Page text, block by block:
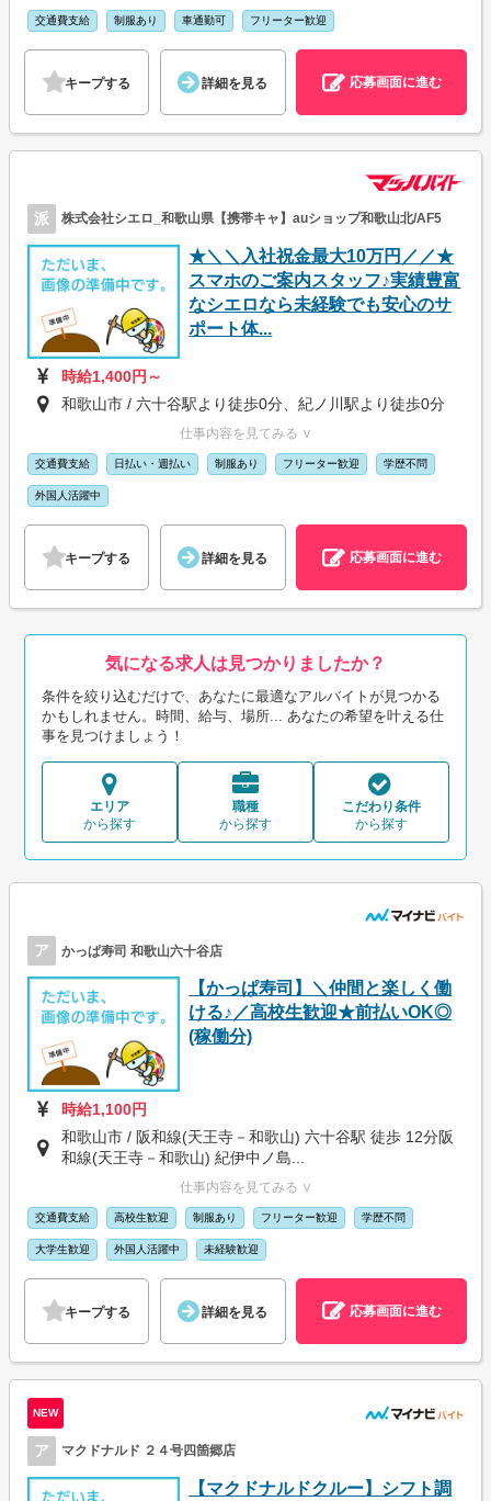
交通費支給 制服あり 車通勤可 フリーター歓迎
キープする 詳細を見る 応募画面に進む
派 株式会社シエロ_和歌山県【携帯キャ】auショップ和歌山北/AF5
★＼＼入社祝金最大10万円／／★
スマホのご案内スタッフ♪実績豊富
なシエロなら未経験でも安心のサ
ポート体...
時給1,400円～
和歌山市 / 六十谷駅より徒歩0分、紀ノ川駅より徒歩0分
仕事内容を見てみる ∨
交通費支給 日払い・週払い 制服あり フリーター歓迎 学歴不問
外国人活躍中
キープする 詳細を見る 応募画面に進む
気になる求人は見つかりましたか？
条件を絞り込むだけで、あなたに最適なアルバイトが見つかる
かもしれません。時間、給与、場所... あなたの希望を叶える仕
事を見つけましょう！
エリア
から探す
職種
から探す
こだわり条件
から探す
ア かっぱ寿司 和歌山六十谷店
【かっぱ寿司】＼仲間と楽しく働
ける♪／高校生歓迎★前払いOK◎
(稼働分)
時給1,100円
和歌山市 / 阪和線(天王寺－和歌山) 六十谷駅 徒歩 12分阪
和線(天王寺－和歌山) 紀伊中ノ島...
仕事内容を見てみる ∨
交通費支給 高校生歓迎 制服あり フリーター歓迎 学歴不問
大学生歓迎 外国人活躍中 未経験歓迎
キープする 詳細を見る 応募画面に進む
NEW
ア マクドナルド ２４号四箇郷店
【マクドナルドクルー】シフト調